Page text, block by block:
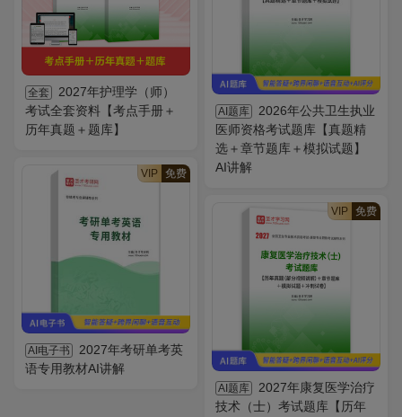
全套
2027年护理学（师）
考试全套资料【考点手册＋
历年真题＋题库】
AI题库
2026年公共卫生执业
医师资格考试题库【真题精
选＋章节题库＋模拟试题】
AI讲解
VIP 免费
AI电子书
2027年考研单考英
语专用教材AI讲解
VIP 免费
AI题库
2027年康复医学治疗
技术（士）考试题库【历年